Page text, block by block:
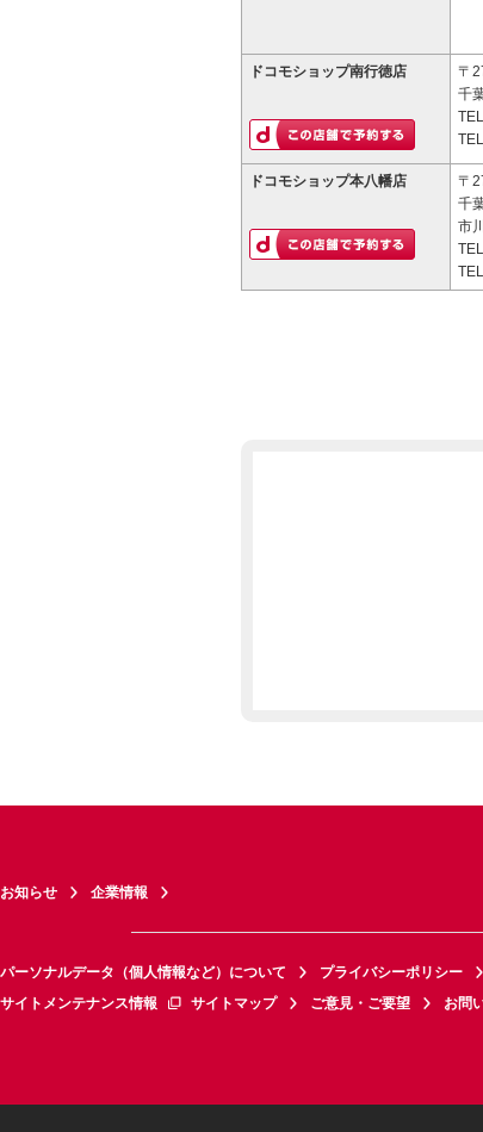
ドコモショップ南行徳店
〒
千
ドコモショップ本八幡店
〒
千
市
お知らせ 企業情報
パーソナルデータ（個人情報など）について プライバシーポリシー
サイトメンテナンス情報
サイトマップ ご意見・ご要望 お問